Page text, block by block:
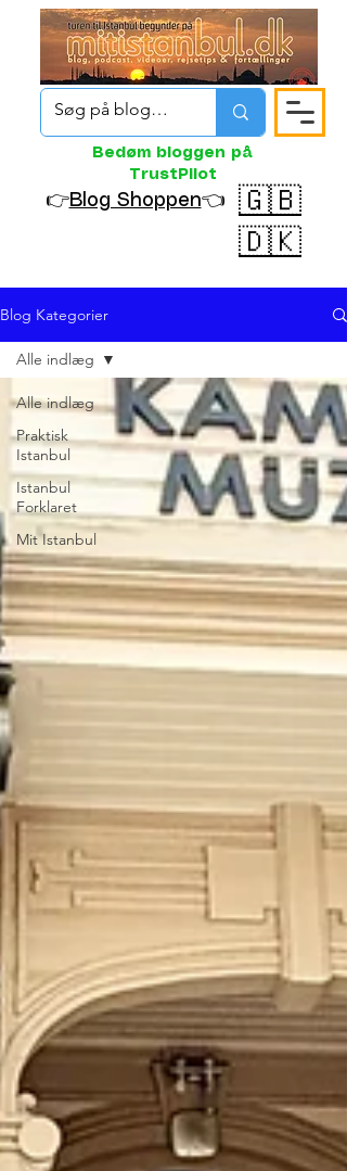
Bedøm bloggen på
TrustPilot
👉Blog Shoppen👈
🇬🇧
🇩🇰
Blog Kategorier
Alle indlæg
Praktisk
Istanbul
Istanbul
Forklaret
Mit Istanbul
Alle indlæg